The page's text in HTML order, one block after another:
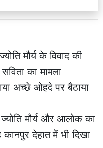
मौर्य के विवाद की
का मामला
अच्छे ओहदे पर बैठाया
मौर्य और आलोक का
कानपुर देहात में भी दिखा